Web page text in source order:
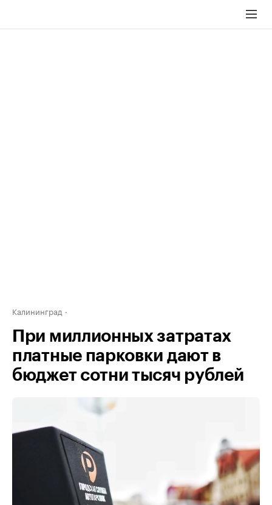
Калининград
При миллионных затратах
платные парковки дают в
бюджет сотни тысяч рублей